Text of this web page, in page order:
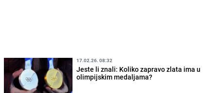
17.02.26. 08:32
Jeste li znali: Koliko zapravo zlata ima u
olimpijskim medaljama?